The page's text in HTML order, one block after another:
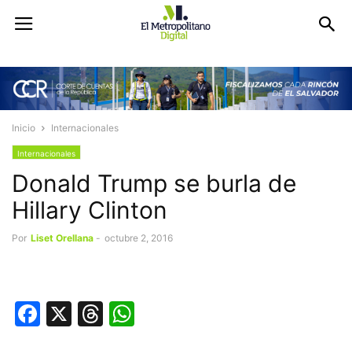
Inicio Internacionales
Internacionales
Donald Trump se burla de
Hillary Clinton
Por Liset Orellana - octubre 2, 2016
Facebook
X Threads